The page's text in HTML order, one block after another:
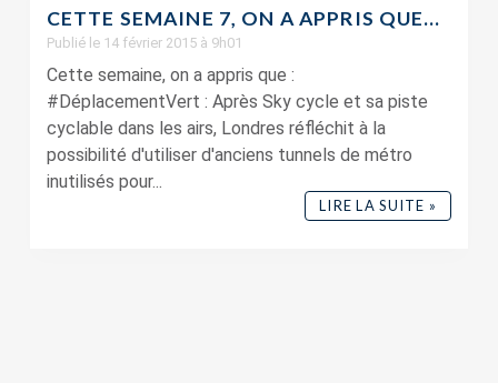
CETTE SEMAINE 7, ON A APPRIS QUE…
Publié le 14 février 2015 à 9h01
Cette semaine, on a appris que :
#DéplacementVert : Après Sky cycle et sa piste
cyclable dans les airs, Londres réfléchit à la
possibilité d'utiliser d'anciens tunnels de métro
inutilisés pour...
LIRE LA SUITE »